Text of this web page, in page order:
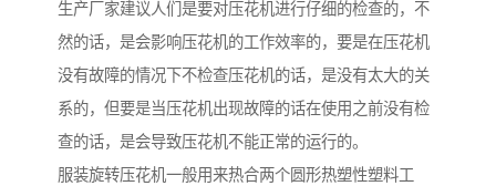
生产厂家建议人们是要对压花机进行仔细的检查的，不
然的话，是会影响压花机的工作效率的，要是在压花机
没有故障的情况下不检查压花机的话，是没有太大的关
系的，但要是当压花机出现故障的话在使用之前没有检
查的话，是会导致压花机不能正常的运行的。
服装旋转压花机一般用来热合两个圆形热塑性塑料工